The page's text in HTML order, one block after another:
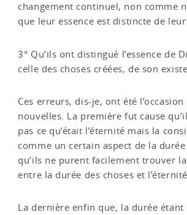
changement continuel, non comme
que leur essence est distincte de
3° Qu’ils ont distingué l’essence de
celle des choses créées, de son
Ces erreurs, dis-je, ont été l’occasion
nouvelles. La première fut cause
pas ce qu’était l’éternité mais la
comme un certain aspect de la
qu’ils ne purent facilement trouver
entre la durée des choses et
La dernière enfin que, la durée étant